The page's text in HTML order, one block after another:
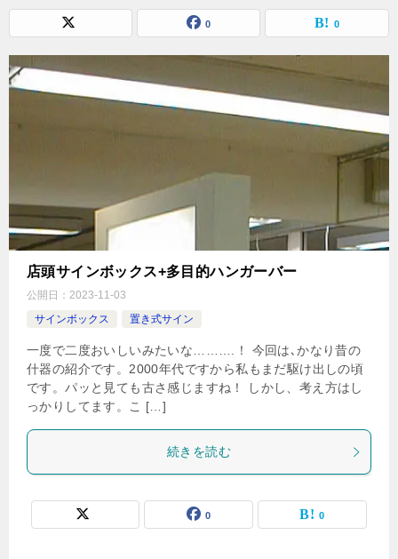
0 0
店頭サインボックス+多目的ハンガーバー
公開日： 2023-11-03
サインボックス
置き式サイン
一度で二度おいしいみたいな……….！ 今回は､かなり昔の
什器の紹介です。2000年代ですから私もまだ駆け出しの頃
です。パッと見ても古さ感じますね！ しかし、考え方はし
っかりしてます。こ […]
続きを読む
0 0